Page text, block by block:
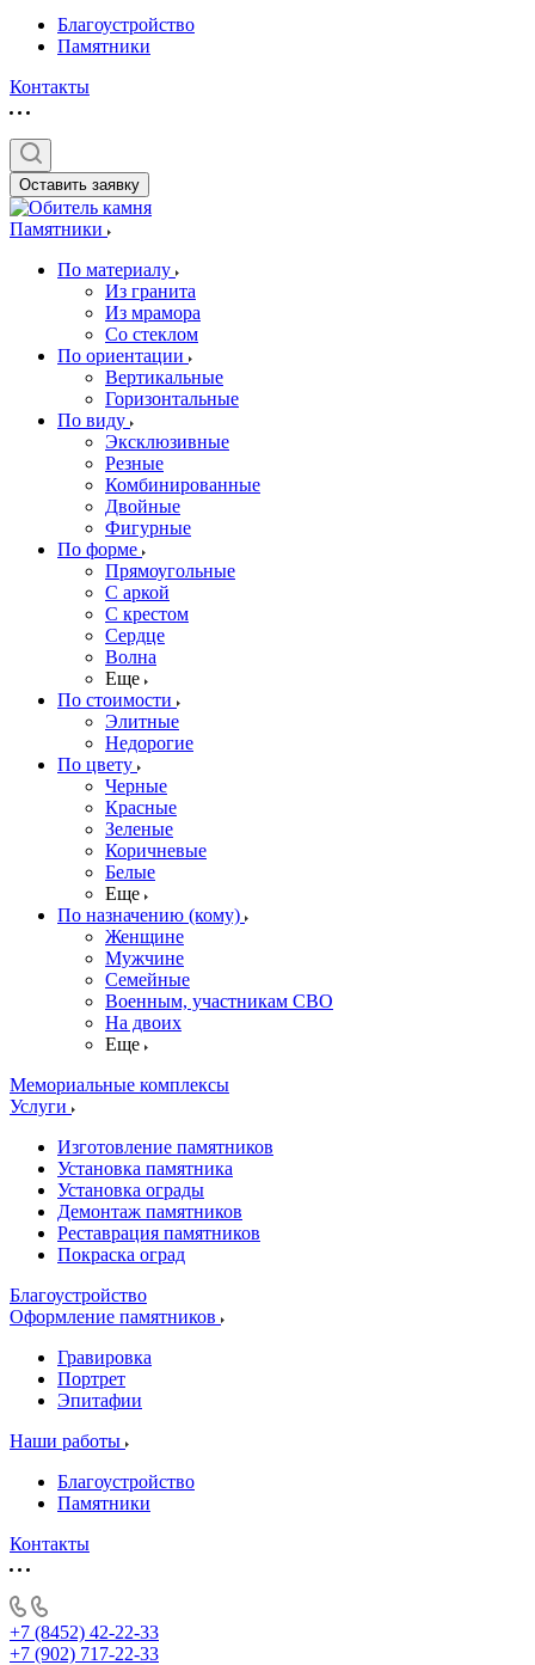
Благоустройство
Памятники
Контакты
Оставить заявку
Памятники
По материалу
Из гранита
Из мрамора
Со стеклом
По ориентации
Вертикальные
Горизонтальные
По виду
Эксклюзивные
Резные
Комбинированные
Двойные
Фигурные
По форме
Прямоугольные
С аркой
С крестом
Сердце
Волна
Еще
По стоимости
Элитные
Недорогие
По цвету
Черные
Красные
Зеленые
Коричневые
Белые
Еще
По назначению (кому)
Женщине
Мужчине
Семейные
Военным, участникам СВО
На двоих
Еще
Мемориальные комплексы
Услуги
Изготовление памятников
Установка памятника
Установка ограды
Демонтаж памятников
Реставрация памятников
Покраска оград
Благоустройство
Оформление памятников
Гравировка
Портрет
Эпитафии
Наши работы
Благоустройство
Памятники
Контакты
+7 (8452) 42-22-33
+7 (902) 717-22-33